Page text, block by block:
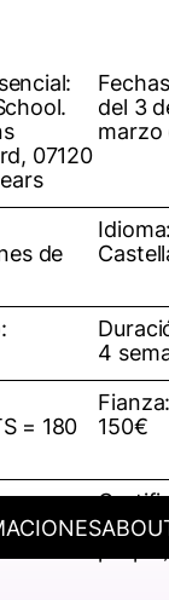
07120
del 3
marzo
de
Idioma:
4
= 180
Fianza:
150€
de
OFF